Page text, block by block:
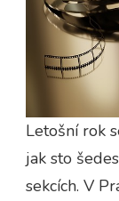
Letošní rok
jak sto
sekcích. V